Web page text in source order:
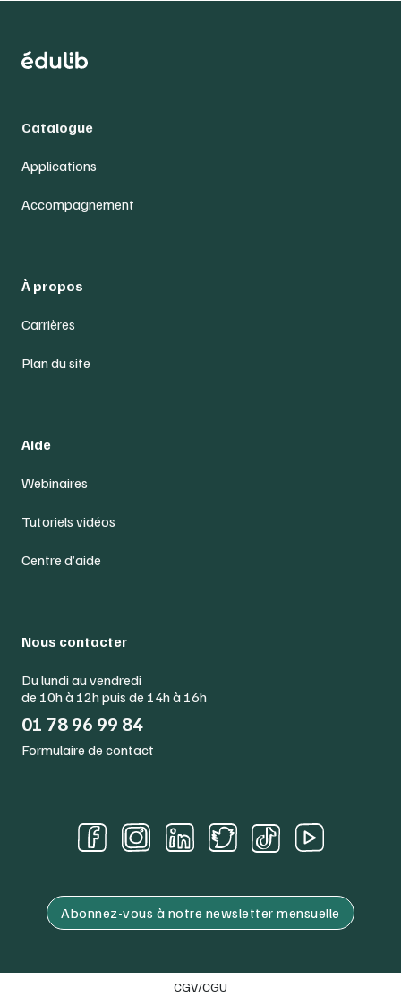
Catalogue
Applications
Accompagnement
À propos
Carrières
Plan du site
Aide
Webinaires
Tutoriels vidéos
Centre d’aide
Nous contacter
Du lundi au vendredi
de 10h à 12h puis de 14h à 16h
01 78 96 99 84
Formulaire de contact
Abonnez-vous à notre newsletter mensuelle
CGV/CGU